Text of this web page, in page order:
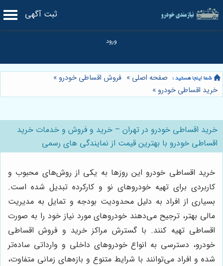
ثبت آگهی
صفحه اصلی » فروش اقساطی خودرو »
خرید اقساطی خودرو »
خرید اقساطی خودرو در تهران – خرید و فروش و خدمات خرید
اقساطی خودرو با بهترین قیمت از نمایندگی های رسمی
خرید اقساطی خودرو این روزها به یکی از روش‌های محبوب و
کاربردی برای تهیه خودروهای نو و کارکرده تبدیل شده است.
بسیاری از افراد به دلیل محدودیت بودجه و تمایل به مدیریت
مالی بهتر، ترجیح می‌دهند خودروهای مورد نیاز خود را به صورت
اقساطی تهیه کنند. با گسترش مراکز خرید و فروش اقساطی
خودرو، دسترسی به انواع خودروهای داخلی و وارداتی ساده‌تر
شده و افراد می‌توانند با شرایط متنوع و بازه‌های زمانی متفاوت،